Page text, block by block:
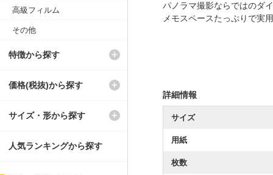
パノラマ撮影ならではのダ
メモスペースたっぷりで実
詳細情報
サイズ
用紙
枚数
高級フィルム
その他
特徴から探す
価格(税抜)から探す
サイズ・形から探す
人気ランキングから探す